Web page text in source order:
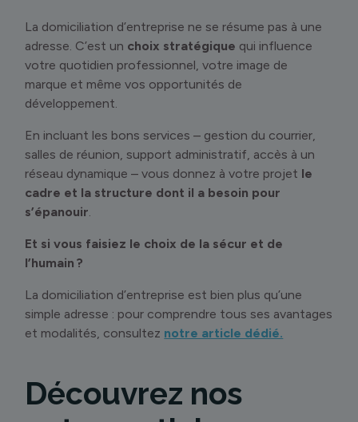
La domiciliation d’entreprise ne se résume pas à une
adresse. C’est un choix stratégique qui influence
votre quotidien professionnel, votre image de
marque et même vos opportunités de
développement.
En incluant les bons services – gestion du courrier,
salles de réunion, support administratif, accès à un
réseau dynamique – vous donnez à votre projet le
cadre et la structure dont il a besoin pour
s’épanouir
Et si vous faisiez le choix de la sécur et de
l’humain ?
La domiciliation d’entreprise est bien plus qu’une
simple adresse : pour comprendre tous ses avantages
et modalités, consultez notre article dédié.
Découvrez nos